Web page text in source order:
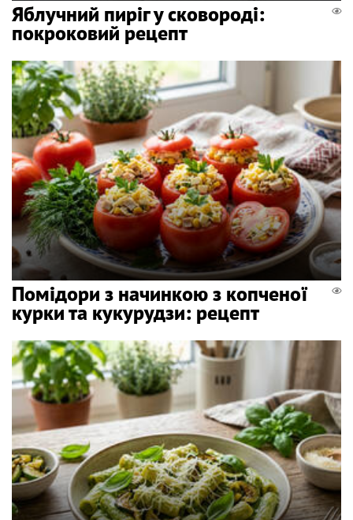
Яблучний пиріг у сковороді:
покроковий рецепт
Помідори з начинкою з копченої
курки та кукурудзи: рецепт